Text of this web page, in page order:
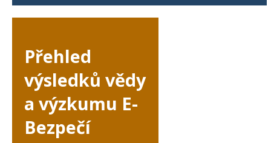
Přehled
výsledků vědy
a výzkumu E-
Bezpečí